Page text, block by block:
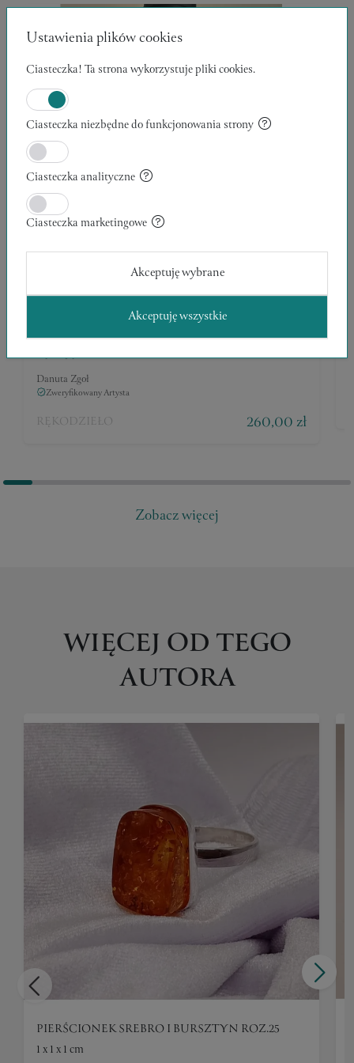
WIECZOROWY CZARNY SZAL MGIEŁKA ZE
ZŁOTĄ NITKĄ
40 x 160 x 1 cm
Danuta Zgoł
Zweryfikowany Artysta
RĘKODZIEŁO 260,00 zł
Zobacz więcej
WIĘCEJ OD TEGO
AUTORA
PIERŚCIONEK SREBRO I BURSZTYN ROZ.25
1 x 1 x 1 cm
Ustawienia plików cookies
Ciasteczka! Ta strona wykorzystuje pliki cookies.
Ciasteczka niezbędne do funkcjonowania strony
Ciasteczka analityczne
Ciasteczka marketingowe
Akceptuję wybrane
Akceptuję wszystkie